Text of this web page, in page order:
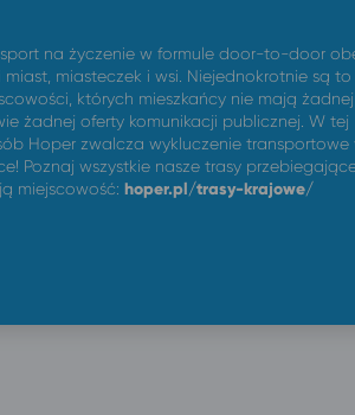
na życzenie w formule door-to-door
miast, miasteczek i wsi. Niejednokrotnie są to
których mieszkańcy nie mają
żadnej oferty komunikacji publicznej. W tej
Hoper zwalcza wykluczenie transportowe
Poznaj wszystkie nasze trasy
miejscowość: hoper.pl/trasy-krajowe/